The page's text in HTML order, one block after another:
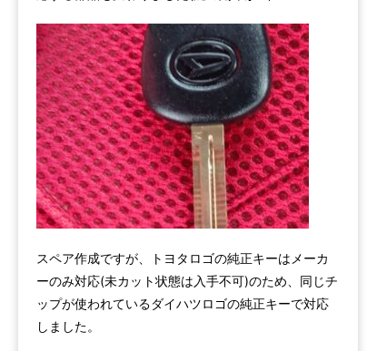
スペア作成ですが、トヨタロゴの純正キーはメーカ
ーのみ対応(未カット状態は入手不可)のため、同じチ
ップが使われているダイハツロゴの純正キーで対応
しました。